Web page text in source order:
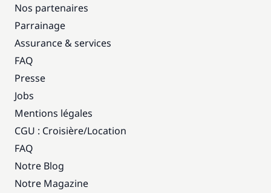
Nos partenaires
Parrainage
Assurance & services
FAQ
Presse
Jobs
Mentions légales
CGU : Croisière/Location
FAQ
Notre Blog
Notre Magazine